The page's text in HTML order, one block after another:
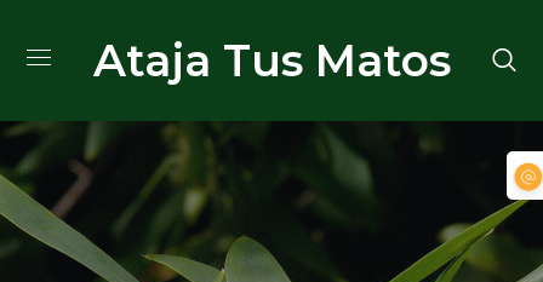
Ataja Tus Matos